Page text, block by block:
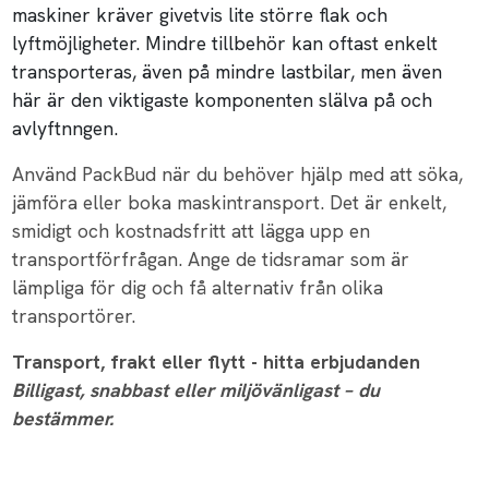
maskiner kräver givetvis lite större flak och
lyftmöjligheter. Mindre tillbehör kan oftast enkelt
transporteras, även på mindre lastbilar, men även
här är den viktigaste komponenten slälva på och
avlyftnngen.
Använd PackBud när du behöver hjälp med att söka,
jämföra eller boka maskintransport. Det är enkelt,
smidigt och kostnadsfritt att lägga upp en
transportförfrågan. Ange de tidsramar som är
lämpliga för dig och få alternativ från olika
transportörer.
Transport, frakt eller flytt - hitta erbjudanden
Billigast, snabbast eller miljövänligast – du
bestämmer.